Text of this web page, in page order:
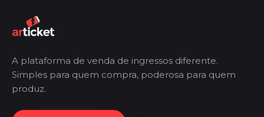
A plataforma de venda de ingressos diferente.
Simples para quem compra, poderosa para quem
produz.